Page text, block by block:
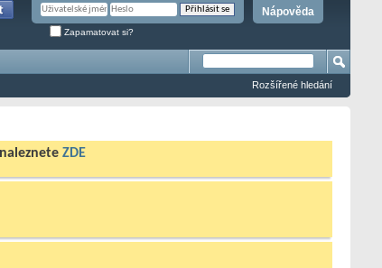
Nápověda
Zapamatovat si?
Rozšířené hledání
ZDE